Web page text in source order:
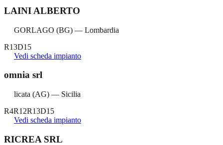
LAINI ALBERTO
GORLAGO (BG) — Lombardia
R13D15
Vedi scheda impianto
omnia srl
licata (AG) — Sicilia
R4R12R13D15
Vedi scheda impianto
RICREA SRL